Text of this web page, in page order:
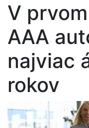
V
AAA
najviac
rokov